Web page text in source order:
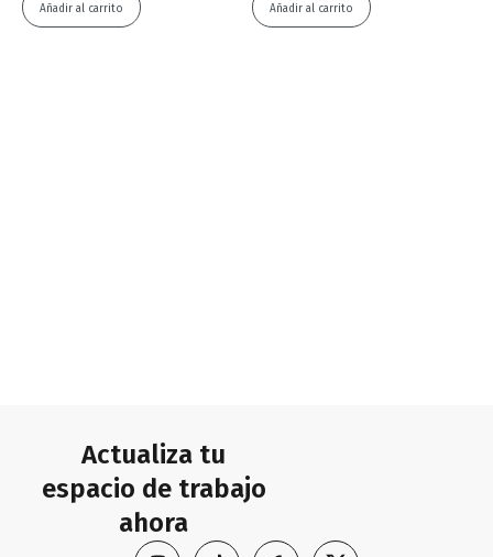
Añadir al carrito Añadir al carrito
Actualiza tu
espacio de trabajo
ahora